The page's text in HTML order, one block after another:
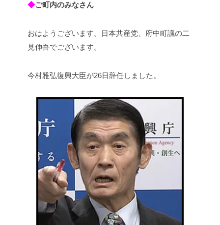
◆ご町内のみなさん
おはようございます。日本共産党、府中町議の二
見伸吾でございます。
今村雅弘復興大臣が26日辞任しました。